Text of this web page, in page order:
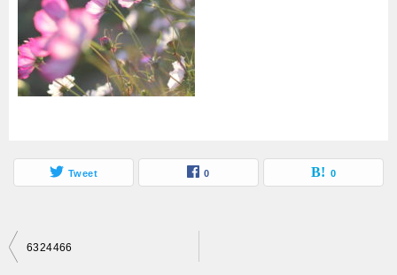
Tweet 0 0
投
6324466